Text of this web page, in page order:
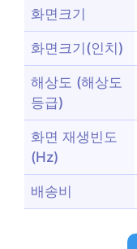
화면크기
화면크기(인치)
해상도 (해상도
등급)
화면 재생빈도
(Hz)
배송비